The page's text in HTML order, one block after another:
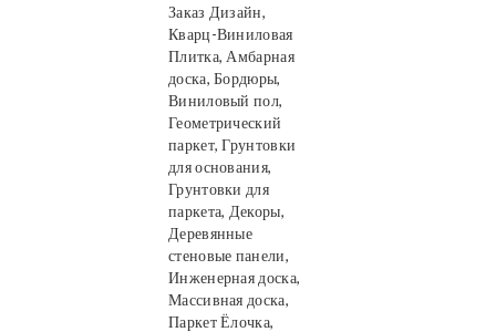
Заказ Дизайн,
Кварц-Виниловая
Плитка, Амбарная
доска, Бордюры,
Виниловый пол,
Геометрический
паркет, Грунтовки
для основания,
Грунтовки для
паркета, Декоры,
Деревянные
стеновые панели,
Инженерная доска,
Массивная доска,
Паркет Ёлочка,